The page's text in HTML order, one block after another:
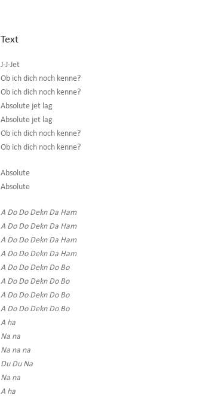
Text
J-J-Jet
Ob ich dich noch kenne?
Ob ich dich noch kenne?
Absolute jet lag
Absolute jet lag
Ob ich dich noch kenne?
Ob ich dich noch kenne?
Absolute
Absolute
A Do Do Dekn Da Ham
A Do Do Dekn Da Ham
A Do Do Dekn Da Ham
A Do Do Dekn Da Ham
A Do Do Dekn Do Bo
A Do Do Dekn Do Bo
A Do Do Dekn Do Bo
A Do Do Dekn Do Bo
A ha
Na na
Na na na
Du Du Na
Na na
A ha